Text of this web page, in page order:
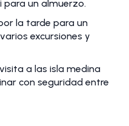
para un almuerzo.
la tarde para un
excursiones y
a las isla medina
con seguridad entre